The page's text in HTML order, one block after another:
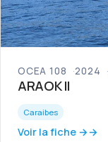
OCEA 108 2024
ARAOK II
Caraibes
Voir la fiche →